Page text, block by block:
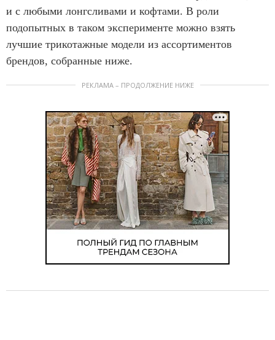
и с любыми лонгсливами и кофтами. В роли
подопытных в таком эксперименте можно взять
лучшие трикотажные модели из ассортиментов
брендов, собранные ниже.
РЕКЛАМА – ПРОДОЛЖЕНИЕ НИЖЕ